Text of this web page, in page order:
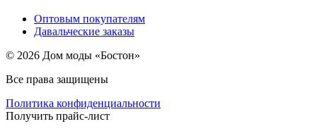
Оптовым покупателям
Давальческие заказы
© 2026 Дом моды «Бостон»
Все права защищены
Политика конфиденциальности
Получить прайс-лист